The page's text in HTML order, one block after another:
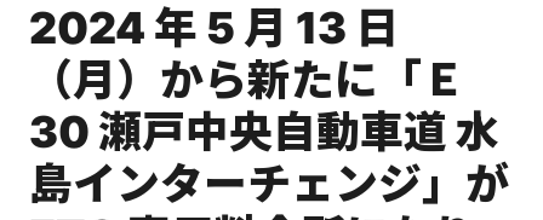
2024 年 5 月 13 日
（月）から新たに「Ｅ
30 瀬戸中央自動車道 水
島インターチェンジ」が